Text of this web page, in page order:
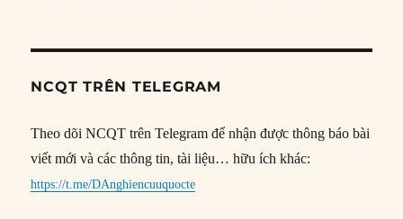
NCQT TRÊN TELEGRAM
Theo dõi NCQT trên Telegram để nhận được thông báo bài
viết mới và các thông tin, tài liệu… hữu ích khác:
https://t.me/DAnghiencuuquocte